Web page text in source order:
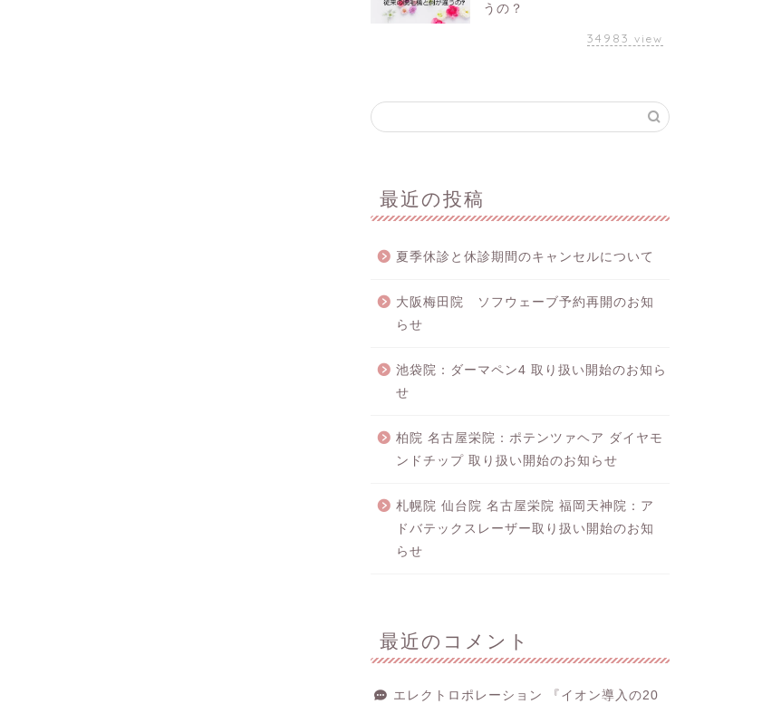
うの？
34983 view
最近の投稿
夏季休診と休診期間のキャンセルについて
大阪梅田院 ソフウェーブ予約再開のお知
らせ
池袋院：ダーマペン4 取り扱い開始のお知ら
せ
柏院 名古屋栄院：ポテンツァヘア ダイヤモ
ンドチップ 取り扱い開始のお知らせ
札幌院 仙台院 名古屋栄院 福岡天神院：ア
ドバテックスレーザー取り扱い開始のお知
らせ
最近のコメント
エレクトロポレーション 『イオン導入の20